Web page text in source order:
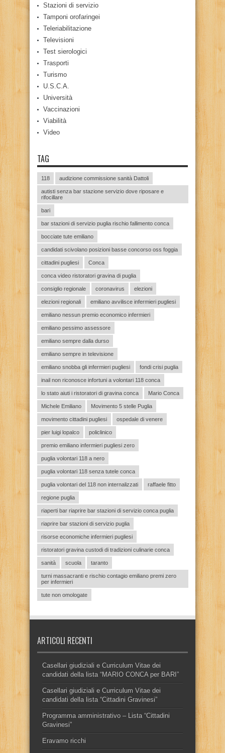
Stazioni di servizio
Tamponi orofaringei
Teleriabilitazione
Televisioni
Test sierologici
Trasporti
Turismo
U.S.C.A.
Università
Vaccinazioni
Viabilità
Video
TAG
118 audizione commissione sanità Dattoli
autisti senza bar stazione servizio dove riposare e
rifocillare
bari
bar stazioni di servizio puglia rischio fallimento conca
bocciate tute emiliano
candidati scivolano posizioni basse concorso oss foggia
cittadini pugliesi Conca
conca video ristoratori gravina di puglia
consiglio regionale coronavirus elezioni
elezioni regionali emiliano avvilisce infermieri pugliesi
emiliano nessun premio economico infermieri
emiliano pessimo assessore
emiliano sempre dalla durso
emiliano sempre in televisione
emiliano snobba gli infermieri pugliesi fondi crisi puglia
inail non riconosce infortuni a volontari 118 conca
lo stato aiuti i ristoratori di gravina conca Mario Conca
Michele Emiliano Movimento 5 stelle Puglia
movimento cittadini pugliesi ospedale di venere
pier luigi lopalco policlinico
premio emiliano infermieri pugliesi zero
puglia volontari 118 a nero
puglia volontari 118 senza tutele conca
puglia volontari del 118 non internalizzati raffaele fitto
regione puglia
riaperti bar riaprire bar stazioni di servizio conca puglia
riaprire bar stazioni di servizio puglia
risorse economiche infermieri pugliesi
ristoratori gravina custodi di tradizioni culinarie conca
sanità scuola taranto
turni massacranti e rischio contagio emiliano premi zero
per infermieri
tute non omologate
ARTICOLI RECENTI
Casellari giudiziali e Curriculum Vitae dei
candidati della lista “MARIO CONCA per BARI”
Casellari giudiziali e Curriculum Vitae dei
candidati della lista “Cittadini Gravinesi”
Programma amministrativo – Lista “Cittadini
Gravinesi”
Eravamo ricchi